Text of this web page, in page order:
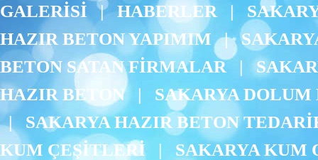
GALERİSİ |HABERLER |
HAZIR BETON YAPIMIM|
BETON SATAN FİRMALAR|
HAZIR BETON| SAKARYA
| SAKARYA HAZIR BETON
KUM ÇEŞİTLERİ | SAKARYA KUM